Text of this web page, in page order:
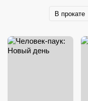
В прокате